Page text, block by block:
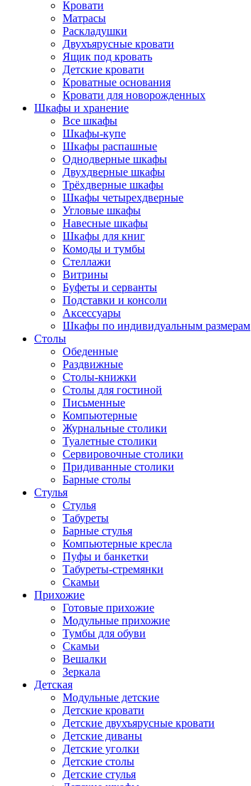
Кровати
Матрасы
Раскладушки
Двухъярусные кровати
Ящик под кровать
Детские кровати
Кроватные основания
Кровати для новорожденных
Шкафы и хранение
Все шкафы
Шкафы-купе
Шкафы распашные
Однодверные шкафы
Двухдверные шкафы
Трёхдверные шкафы
Шкафы четырехдверные
Угловые шкафы
Навесные шкафы
Шкафы для книг
Комоды и тумбы
Стеллажи
Витрины
Буфеты и серванты
Подставки и консоли
Аксессуары
Шкафы по индивидуальным размерам
Столы
Обеденные
Раздвижные
Столы-книжки
Столы для гостиной
Письменные
Компьютерные
Журнальные столики
Туалетные столики
Сервировочные столики
Придиванные столики
Барные столы
Стулья
Стулья
Табуреты
Барные стулья
Компьютерные кресла
Пуфы и банкетки
Табуреты-стремянки
Скамьи
Прихожие
Готовые прихожие
Модульные прихожие
Тумбы для обуви
Скамьи
Вешалки
Зеркала
Детская
Модульные детские
Детские кровати
Детские двухъярусные кровати
Детские диваны
Детские уголки
Детские столы
Детские стулья